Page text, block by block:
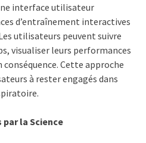
interface utilisateur
d’entraînement interactives
utilisateurs peuvent suivre
visualiser leurs performances
Cette approche
à rester engagés dans
par la Science